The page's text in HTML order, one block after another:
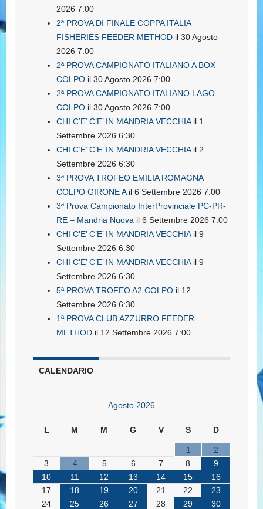
2026 7:00
2ª PROVA DI FINALE COPPA ITALIA
FISHERIES FEEDER METHOD il 30 Agosto
2026 7:00
2ª PROVA CAMPIONATO ITALIANO A BOX
COLPO il 30 Agosto 2026 7:00
2ª PROVA CAMPIONATO ITALIANO LAGO
COLPO il 30 Agosto 2026 7:00
CHI C’E’ C’E’ IN MANDRIA VECCHIAil 1
Settembre 2026 6:30
CHI C’E’ C’E’ IN MANDRIA VECCHIAil 2
Settembre 2026 6:30
3ª PROVA TROFEO EMILIA ROMAGNA
COLPO GIRONE Ail 6 Settembre 2026 7:00
3ª Prova Campionato InterProvinciale PC-PR-
RE – Mandria Nuova il 6 Settembre 2026 7:00
CHI C’E’ C’E’ IN MANDRIA VECCHIAil 9
Settembre 2026 6:30
CHI C’E’ C’E’ IN MANDRIA VECCHIAil 9
Settembre 2026 6:30
5ª PROVA TROFEO A2 COLPO il 12
Settembre 2026 6:30
1ª PROVA CLUB AZZURRO FEEDER
METHOD il 12 Settembre 2026 7:00
CALENDARIO
Agosto 2026
L M M G V S D
1
2
3
4 5 6 7 8
9
10
11 12 13 14 15
16
17
18 19 20 21 22
23
24
25 26 27 28 29
30